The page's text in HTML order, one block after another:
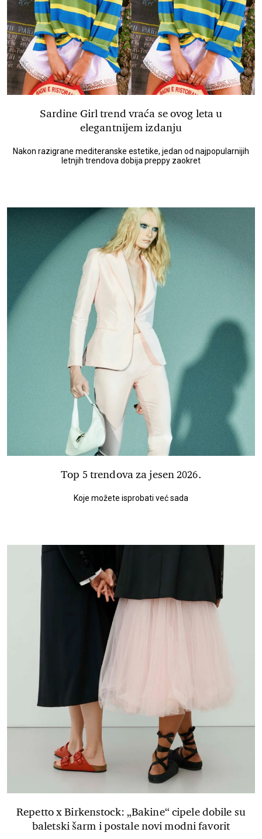
Sardine Girl trend vraća se ovog leta u
elegantnijem izdanju
Nakon razigrane mediteranske estetike, jedan od najpopularnijih
letnjih trendova dobija preppy zaokret
Top 5 trendova za jesen 2026.
Koje možete isprobati već sada
Repetto x Birkenstock: „Bakine“ cipele dobile su
baletski šarm i postale novi modni favorit